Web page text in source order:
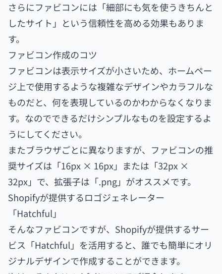
さらにファビコンには「細部にも気を使うきちんと
したサイト」という信頼性を高める効果もありま
す。
ファビコン作成のコツ
ファビコンは表示サイズが小さいため、ホームペー
ジ上で使用するような複雑なデザインやカラフルな
ものだと、何を表現しているのかわからなくなりま
す。なのでできるだけシンプルなものを設定するよ
うにしてください。
またブラウザごとに異なりますが、ファビコンの推
奨サイズは「16px × 16px」または「32px ×
32px」で、拡張子は「.png」がオススメです。
Shopifyが提供するロゴジェネレーター
「Hatchful」
そんなファビコンですが、Shopifyが提供するサー
ビス「Hatchful」を活用すると、誰でも簡単にオリ
ジナルデザインで作成することができます。